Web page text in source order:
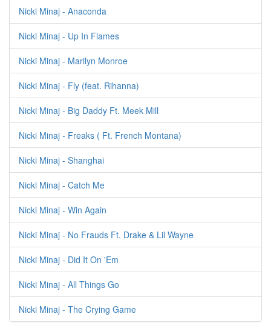
Nicki Minaj - Anaconda
Nicki Minaj - Up In Flames
Nicki Minaj - Marilyn Monroe
Nicki Minaj - Fly (feat. Rihanna)
Nicki Minaj - Big Daddy Ft. Meek Mill
Nicki Minaj - Freaks ( Ft. French Montana)
Nicki Minaj - Shanghai
Nicki Minaj - Catch Me
Nicki Minaj - Win Again
Nicki Minaj - No Frauds Ft. Drake & Lil Wayne
Nicki Minaj - Did It On 'Em
Nicki Minaj - All Things Go
Nicki Minaj - The Crying Game